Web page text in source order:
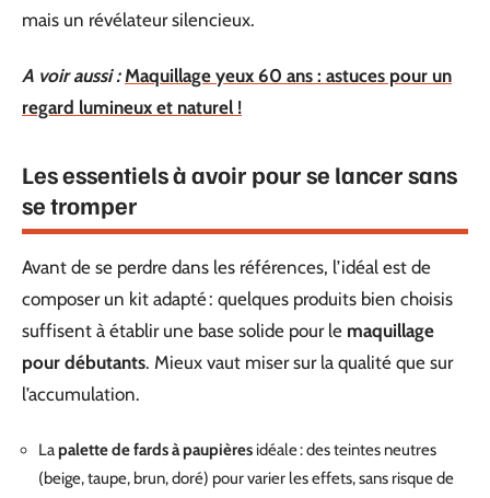
mais un révélateur silencieux.
A voir aussi : Maquillage yeux 60 ans : astuces pour un
regard lumineux et naturel !
Les essentiels à avoir pour se lancer sans
se tromper
Avant de se perdre dans les références, l’idéal est de
composer un kit adapté : quelques produits bien choisis
suffisent à établir une base solide pour le maquillage
pour débutants. Mieux vaut miser sur la qualité que sur
l’accumulation.
Lapalette de fards à paupières idéale : des teintes neutres
(beige, taupe, brun, doré) pour varier les effets, sans risque de